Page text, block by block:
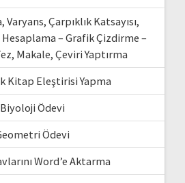
Çarpıklık Katsayısı,
Hesaplama – Grafik Çizdirme –
Makale, Çeviri Yaptırma
Kitap Eleştirisi Yapma
Biyoloji Ödevi
Ödevi
Word’e Aktarma